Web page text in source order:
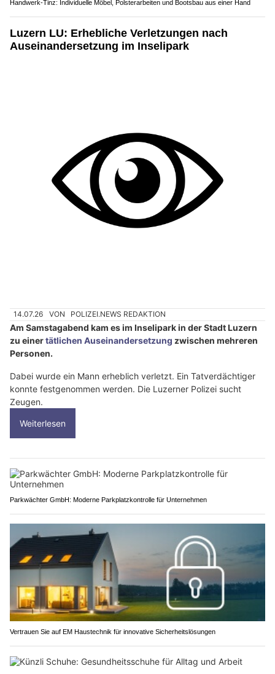
Handwerk-Tinz: Individuelle Möbel, Polsterarbeiten und Bootsbau aus einer Hand
Luzern LU: Erhebliche Verletzungen nach
Auseinandersetzung im Inselipark
14.07.26 VON POLIZEI.NEWS REDAKTION
Am Samstagabend kam es im Inselipark in der Stadt Luzern
zu einertätlichen Auseinandersetzung zwischen mehreren
Personen.
Dabei wurde ein Mann erheblich verletzt. Ein Tatverdächtiger
konnte festgenommen werden. Die Luzerner Polizei sucht
Zeugen.
Weiterlesen
Parkwächter GmbH: Moderne Parkplatzkontrolle für Unternehmen
Vertrauen Sie auf EM Haustechnik für innovative Sicherheitslösungen